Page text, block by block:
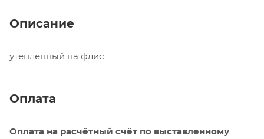
Описание
утепленный на флис
Оплата
Оплата на расчётный счёт по выставленному